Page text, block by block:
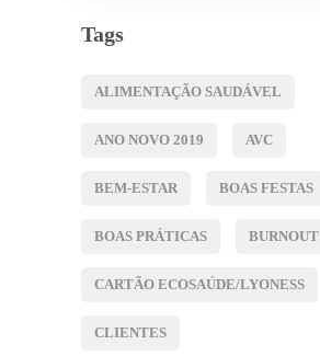
Tags
ALIMENTAÇÃO SAUDÁVEL
ANO NOVO 2019 AVC
BEM-ESTAR BOAS FESTAS
BOAS PRÁTICAS BURNOUT
CARTÃO ECOSAÚDE/LYONESS
CLIENTES